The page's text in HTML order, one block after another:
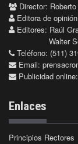
Director:
Editora de
Editores: Raúl
Walter
Teléfono: (511)
Email:
Publicidad online:
Enlaces
Principios Rectores